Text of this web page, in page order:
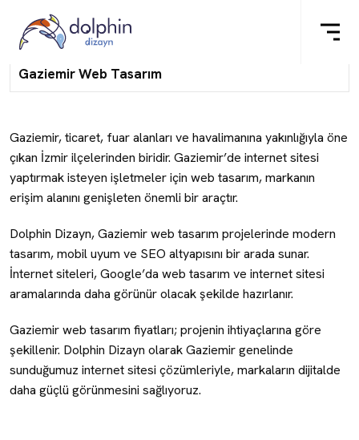
Gaziemir Web Tasarım
Gaziemir, ticaret, fuar alanları ve havalimanına yakınlığıyla öne
çıkan İzmir ilçelerinden biridir. Gaziemir’de internet sitesi
yaptırmak isteyen işletmeler için web tasarım, markanın
erişim alanını genişleten önemli bir araçtır.
Dolphin Dizayn, Gaziemir web tasarım projelerinde modern
tasarım, mobil uyum ve SEO altyapısını bir arada sunar.
İnternet siteleri, Google’da web tasarım ve internet sitesi
aramalarında daha görünür olacak şekilde hazırlanır.
Gaziemir web tasarım fiyatları; projenin ihtiyaçlarına göre
şekillenir. Dolphin Dizayn olarak Gaziemir genelinde
sunduğumuz internet sitesi çözümleriyle, markaların dijitalde
daha güçlü görünmesini sağlıyoruz.